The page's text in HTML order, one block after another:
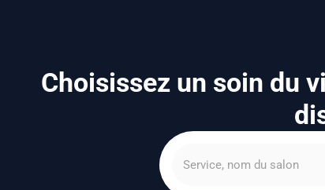
Choisissez un soin du